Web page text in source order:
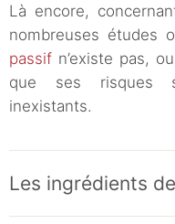
Là encore,
nombreuses études
passif n’existe pas,
que ses risques
inexistants.
Les ingrédients